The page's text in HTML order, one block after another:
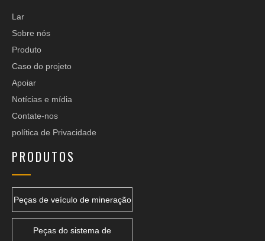
Lar
Sobre nós
Produto
Caso do projeto
Apoiar
Notícias e mídia
Contate-nos
política de Privacidade
PRODUTOS
Peças de veículo de mineração
Peças do sistema de